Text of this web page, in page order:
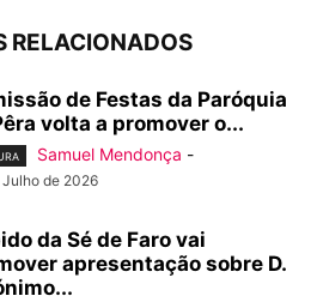
RELACIONADOS
de Festas da Paróquia
volta a promover o...
Samuel Mendonça -
Julho de 2026
da Sé de Faro vai
apresentação sobre D.